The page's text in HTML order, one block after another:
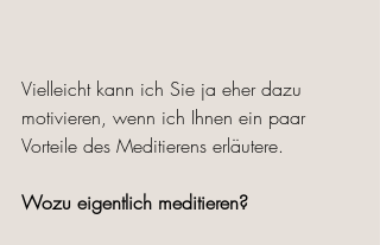
Vielleicht kann ich Sie ja eher dazu
motivieren, wenn ich Ihnen ein paar
Vorteile des Meditierens erläutere.
Wozu eigentlich meditieren?